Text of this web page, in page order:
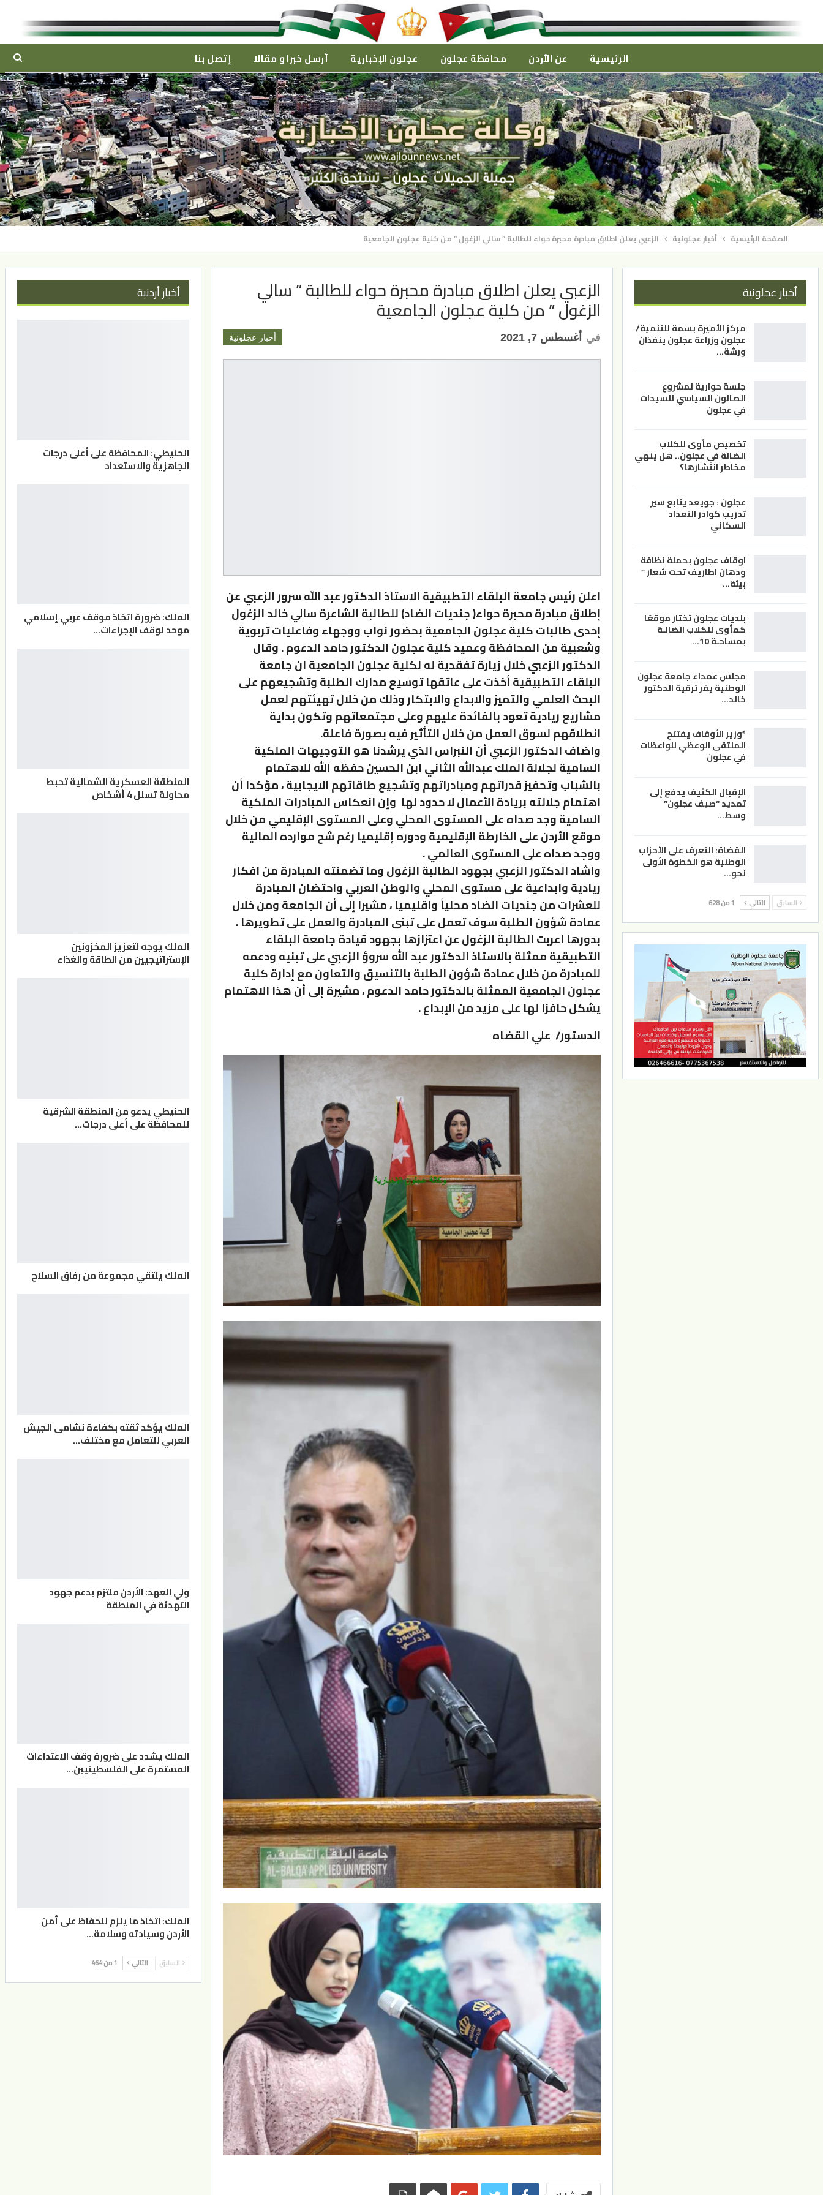
الرئيسية عن الأردن محافظة عجلون عجلون الإخبارية أرسل خبرا و مقالا إتصل بنا
الصفحة الرئيسية أخبار عجلونية الزعبي يعلن اطلاق مبادرة محبرة حواء للطالبة ” سالي الزغول ” من كلية عجلون الجامعية
الزعبي يعلن اطلاق مبادرة محبرة حواء للطالبة ” سالي
الزغول ” من كلية عجلون الجامعية
أخبار عجلونية في أغسطس 7, 2021
اعلن رئيس جامعة البلقاء التطبيقية الاستاذ الدكتور عبد الله سرور الزعبي عن
إطلاق مبادرة محبرة حواء( جنديات الضاد) للطالبة الشاعرة سالي خالد الزغول
إحدى طالبات كلية عجلون الجامعية بحضور نواب ووجهاء وفاعليات تربوية
وشعبية من المحافظة وعميد كلية عجلون الدكتور حامد الدعوم . وقال
الدكتور الزعبي خلال زيارة تفقدية له لكلية عجلون الجامعية ان جامعة
البلقاء التطبيقية أخذت على عاتقها توسيع مدارك الطلبة وتشجيعهم على
البحث العلمي والتميز والابداع والابتكار وذلك من خلال تهيئتهم لعمل
مشاريع ريادية تعود بالفائدة عليهم وعلى مجتمعاتهم وتكون بداية
انطلاقهم لسوق العمل من خلال التأثير فيه بصورة فاعلة.
واضاف الدكتور الزعبي أن النبراس الذي يرشدنا هو التوجيهات الملكية
السامية لجلالة الملك عبدالله الثاني ابن الحسين حفظه الله للاهتمام
بالشباب وتحفيز قدراتهم ومبادراتهم وتشجيع طاقاتهم الايجابية ، مؤكدا أن
اهتمام جلالته بريادة الأعمال لا حدود لها وإن انعكاس المبادرات الملكية
السامية وجد صداه على المستوى المحلي وعلى المستوى الإقليمي من خلال
موقع الأردن على الخارطة الإقليمية ودوره إقليميا رغم شح موارده المالية
ووجد صداه على المستوى العالمي .
واشاد الدكتور الزعبي بجهود الطالبة الزغول وما تضمنته المبادرة من افكار
ريادية وابداعية على مستوى المحلي والوطن العربي واحتضان المبادرة
للعشرات من جنديات الضاد محليأ واقليميا ، مشيرا إلى أن الجامعة ومن خلال
عمادة شؤون الطلبة سوف تعمل على تبنى المبادرة والعمل على تطويرها .
بدورها اعربت الطالبة الزغول عن اعتزازها بجهود قيادة جامعة البلقاء
التطبيقية ممثلة بالاستاذ الدكتور عبد الله سروؤ الزعبي على تبنيه ودعمه
للمبادرة من خلال عمادة شؤون الطلبة بالتنسيق والتعاون مع إدارة كلية
عجلون الجامعية الممثلة بالدكتور حامد الدعوم ، مشيرة إلى أن هذا الاهتمام
يشكل حافزا لها على مزيد من الإبداع .
الدستور/ علي القضاه
أخبار عجلونية
مركز الأميرة بسمة للتنمية/
عجلون وزراعة عجلون ينفذان
ورشة…
جلسة حوارية لمشروع
الصالون السياسي للسيدات
في عجلون
تخصيص مأوى للكلاب
الضالة في عجلون.. هل ينهي
مخاطر انتشارها؟
عجلون : جويعد يتابع سير
تدريب كوادر التعداد
السكاني
اوقاف عجلون بحملة نظافة
ودهان اطاريف تحت شعار ”
بيئة…
بلديات عجلون تختار موقعًا
كمأوى للكلاب الضالـة
بمساحـة 10…
مجلس عمداء جامعة عجلون
الوطنية يقر ترقية الدكتور
خالد…
*وزير الأوقاف يفتتح
الملتقى الوعظي للواعظات
في عجلون
الإقبال الكثيف يدفع إلى
تمديد “صيف عجلون”
وسط…
القضاة: التعرف على الأحزاب
الوطنية هو الخطوة الأولى
نحو…
السابق التالي 1 من 628
أخبار أردنية
الحنيطي: المحافظة على أعلى درجات
الجاهزية والاستعداد
الملك: ضرورة اتخاذ موقف عربي إسلامي
موحد لوقف الإجراءات…
المنطقة العسكرية الشمالية تحبط
محاولة تسلل 4 أشخاص
الملك يوجه لتعزيز المخزونين
الإستراتيجيين من الطاقة والغذاء
الحنيطي يدعو من المنطقة الشرقية
للمحافظة على أعلى درجات…
الملك يلتقي مجموعة من رفاق السلاح
الملك يؤكد ثقته بكفاءة نشامى الجيش
العربي للتعامل مع مختلف…
ولي العهد: الأردن ملتزم بدعم جهود
التهدئة في المنطقة
الملك يشدد على ضرورة وقف الاعتداءات
المستمرة على الفلسطينيين…
الملك: اتخاذ ما يلزم للحفاظ على أمن
الأردن وسيادته وسلامة…
السابق التالي 1 من 464